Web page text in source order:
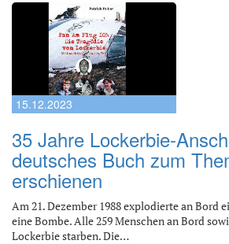
15.12.2023
35 Jahre Lockerbie-
deutsches Buch zum
erschienen
Am 21. Dezember 1988 explodierte an Bord
eine Bombe. Alle 259 Menschen an Bord
Lockerbie starben. Die…